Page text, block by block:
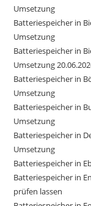
Umsetzung
Batteriespeicher in
Umsetzung
Batteriespeicher in
Umsetzung
Batteriespeicher in
Umsetzung
Batteriespeicher in
Umsetzung
Batteriespeicher in
Umsetzung
Batteriespeicher in
Batteriespeicher in
prüfen lassen